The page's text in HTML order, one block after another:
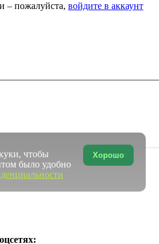
– пожалуйста, войдите в аккаунт
Хорошо
чтобы
было удобно